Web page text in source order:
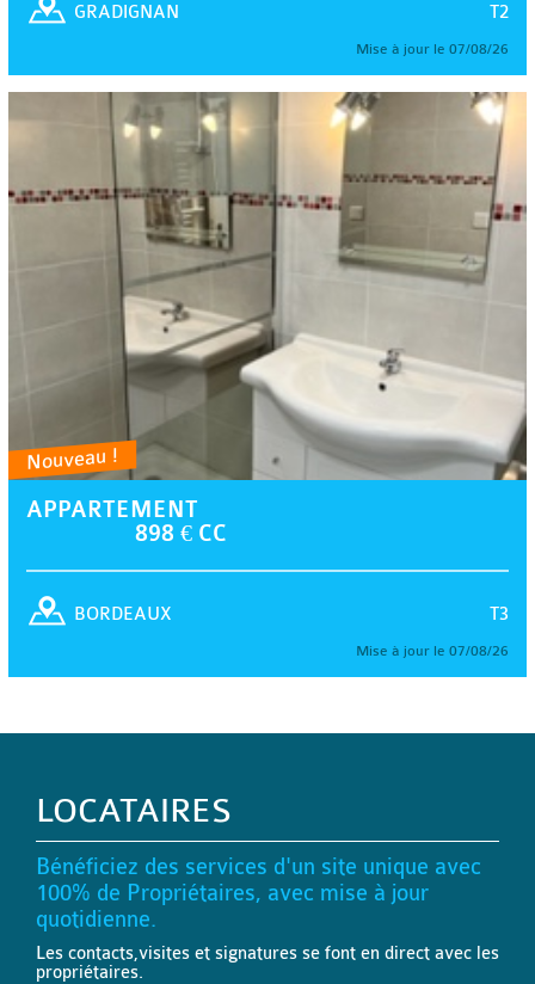
T2
GRADIGNAN
Mise à jour le 07/08/26
Nouveau !
APPARTEMENT
898 € CC
T3
BORDEAUX
Mise à jour le 07/08/26
LOCATAIRES
Bénéficiez des services d'un site unique avec
100% de Propriétaires, avec mise à jour
quotidienne.
Les contacts,visites et signatures se font en direct avec les
propriétaires.